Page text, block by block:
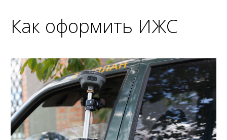
Как оформить ИЖС